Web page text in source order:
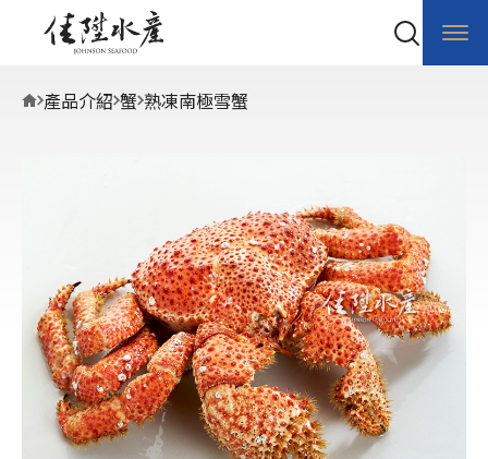
產品介紹 蟹 熟凍南極雪蟹